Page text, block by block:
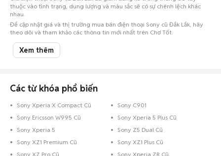
thuộc vào tình trạng, dung lượng và màu sắc sẽ có sự chênh lệch khác
nhau.
Để cập nhật giá và thị trường mua bán điện thoại Sony cũ Đắk Lắk, hãy
theo dõi và tham khảo các thông tin mới nhất trên Chợ Tốt.
Lưu ý:Mức giá dựa trên các tin đăng tại Chợ Tốt, chỉ mang tính chất tham
khảo. Giá điện thoại Sony cũ Đắk Lắk sẽ phụ thuộc vào tình trạng, phiên
bản và các thoả thuận khi mua bán.
Chợ Tốt có 5 tin đăng bán, mua điện thoại Sony cũ tại Đắk Lắk với nhiều
Chợ Tốt - Nơi mua bán điện thoại Sony cũ Đắk Lắk giá tốt nhất!
Xem thêm
Các từ khóa phổ biến
Sony Xperia X Compact Cũ
Sony C901
Sony Ericsson W995 Cũ
Sony Xperia 5 Plus Cũ
Sony Xperia 5
Sony Z5 Dual Cũ
Sony XZ1 Premium Cũ
Sony XZ1 Plus Cũ
Sony XZ Pro Cũ
Sony Xperia ZR Cũ